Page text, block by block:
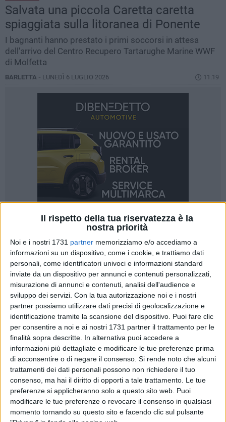
Il rispetto della tua riservatezza è la
nostra priorità
Noi e i nostri 1731 partner memorizziamo e/o accediamo a
informazioni su un dispositivo, come i cookie, e trattiamo dati
personali, come identificatori univoci e informazioni standard
inviate da un dispositivo per annunci e contenuti personalizzati,
misurazione di annunci e contenuti, analisi dell'audience e
sviluppo dei servizi. Con la tua autorizzazione noi e i nostri
partner possiamo utilizzare dati precisi di geolocalizzazione e
identificazione tramite la scansione del dispositivo. Puoi fare clic
per consentire a noi e ai nostri 1731 partner il trattamento per le
finalità sopra descritte. In alternativa puoi accedere a
informazioni più dettagliate e modificare le tue preferenze prima
di acconsentire o di negare il consenso. Si rende noto che alcuni
trattamenti dei dati personali possono non richiedere il tuo
consenso, ma hai il diritto di opporti a tale trattamento. Le tue
preferenze si applicheranno solo a questo sito web. Puoi
modificare le tue preferenze o revocare il consenso in qualsiasi
momento tornando su questo sito e facendo clic sul pulsante
Salvata una piccola Caretta caretta
spiaggiata sulla litoranea di Ponente
I bagnanti hanno prestato i primi soccorsi in attesa
dell'arrivo del Centro Recupero Tartarughe Marine WWF
di Molfetta
BARLETTA - LUNEDÌ 6 LUGLIO 2026 11.19
Una piccola Caretta Caretta è stata recuperata nella giornata
di ieri sulla litoranea di Ponente di Barletta, dopo essersi
spiaggiata in prossimità di alcuni bagnanti. Le persone
presenti sono intervenute tempestivamente, mantenendo
l'animale idratato fino all'arrivo del personale del Centro
Recupero Tartarughe Marine WWF di Molfetta. La tartaruga
poi è stata presa in carico dai volontari e trasferita nella
struttura di Molfetta.
Nei prossimi giorni sarà sottoposta a una serie di
accertamenti clinici presso il dipartimento di medicina
veterinaria di Bari, utili a valutarne le condizioni di salute e a